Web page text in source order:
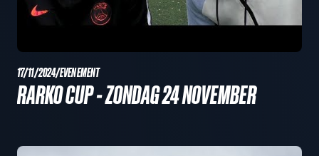
17/11/2024/EVENEMENT
RARKO CUP - ZONDAG 24 NOVEMBER